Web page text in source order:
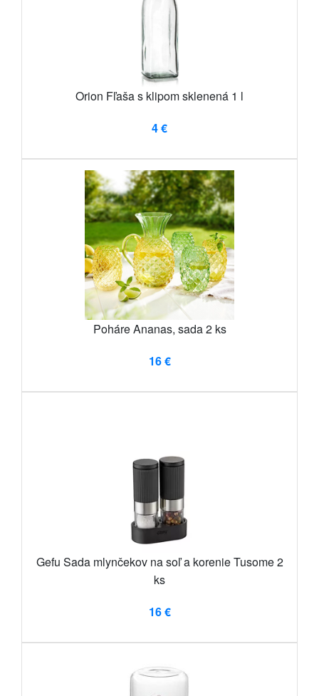
Orion Fľaša s klipom sklenená 1 l
4 €
Poháre Ananas, sada 2 ks
16 €
Gefu Sada mlynčekov na soľ a korenie Tusome 2
ks
16 €